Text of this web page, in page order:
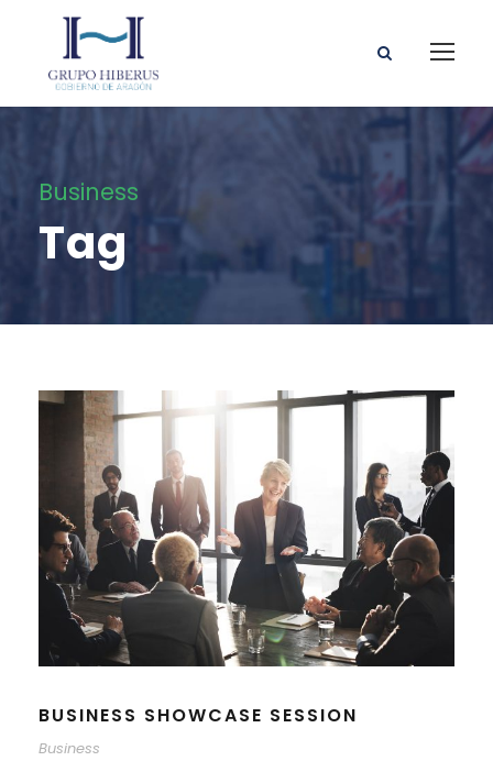
Business
Tag
BUSINESS SHOWCASE SESSION
Business